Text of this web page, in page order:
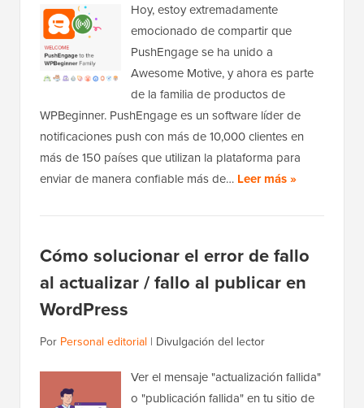
Hoy, estoy extremadamente
emocionado de compartir que
PushEngage se ha unido a
Awesome Motive, y ahora es parte
de la familia de productos de
WPBeginner. PushEngage es un software líder de
notificaciones push con más de 10,000 clientes en
más de 150 países que utilizan la plataforma para
enviar de manera confiable más de… Leer más »
Cómo solucionar el error de fallo
al actualizar / fallo al publicar en
WordPress
Por Personal editorial | Divulgación del lector
Ver el mensaje "actualización fallida"
o "publicación fallida" en tu sitio de